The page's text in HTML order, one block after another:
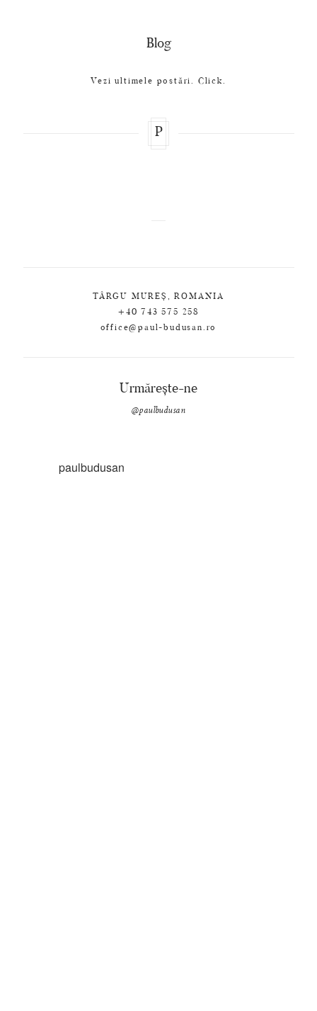
Blog
Vezi ultimele postări. Click.
P
TÂRGU MUREȘ, ROMANIA
+40 743 575 258
office@paul-budusan.ro
Urmărește-ne
@paulbudusan
paulbudusan